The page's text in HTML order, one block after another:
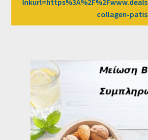
collagen-